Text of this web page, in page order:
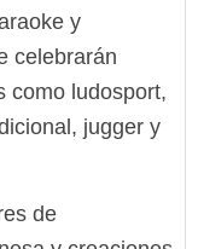
y
celebrarán
como ludosport,
jugger y
de